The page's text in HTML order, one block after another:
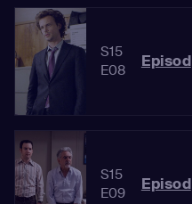
S15
E08
Episod
S15
E09
Episod